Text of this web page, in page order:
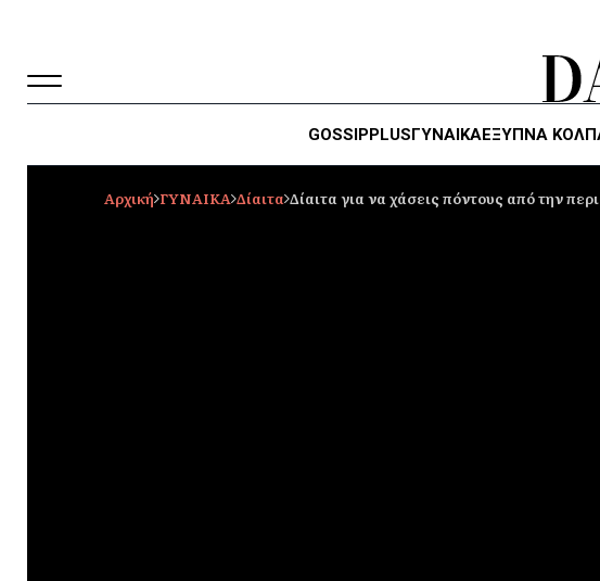
GOSSIPPLUSΓΥΝΑΙΚΑΈΞΥΠΝΑ
Αρχική ΓΥΝΑΙΚΑ Δίαιτα Δίαιτα για να χάσεις πόντους από την